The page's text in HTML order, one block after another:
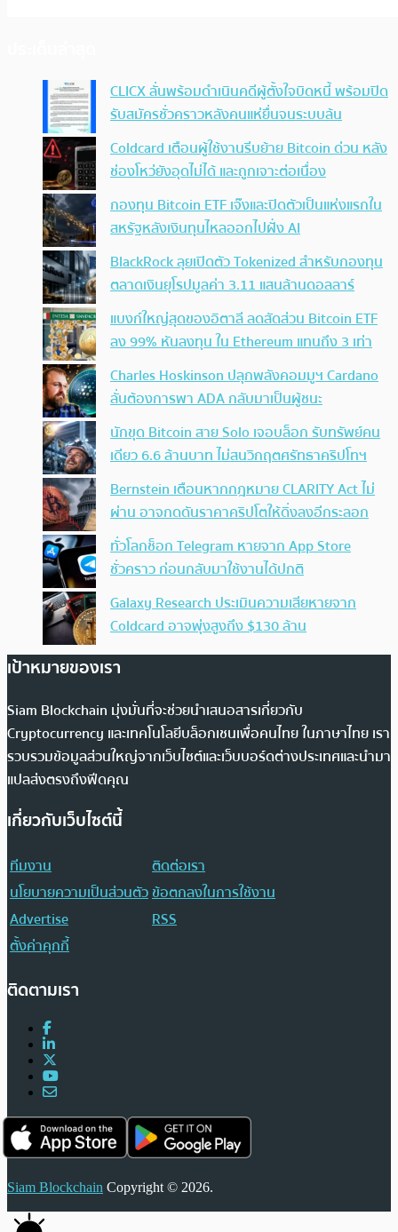
CLICX ลั่นพร้อมดำเนินคดีผู้ตั้งใจบิดหนี้ พร้อมปิด
รับสมัครชั่วคราวหลังคนแห่ยื่นจนระบบล้น
Coldcard เตือนผู้ใช้งานรีบย้าย Bitcoin ด่วน หลัง
ช่องโหว่ยังอุดไม่ได้ และถูกเจาะต่อเนื่อง
กองทุน Bitcoin ETF เจ๊งและปิดตัวเป็นแห่งแรกใน
สหรัฐหลังเงินทุนไหลออกไปฝั่ง AI
BlackRock ลุยเปิดตัว Tokenized สำหรับกองทุน
ตลาดเงินยุโรปมูลค่า 3.11 แสนล้านดอลลาร์
แบงก์ใหญ่สุดของอิตาลี ลดสัดส่วน Bitcoin ETF
ลง 99% หันลงทุน ใน Ethereum แทนถึง 3 เท่า
Charles Hoskinson ปลุกพลังคอมมูฯ Cardano
ลั่นต้องการพา ADA กลับมาเป็นผู้ชนะ
นักขุด Bitcoin สาย Solo เจอบล็อก รับทรัพย์คน
เดียว 6.6 ล้านบาท ไม่สนวิกฤตศรัทธาคริปโทฯ
Bernstein เตือนหากกฎหมาย CLARITY Act ไม่
ผ่าน อาจกดดันราคาคริปโตให้ดิ่งลงอีกระลอก
ทั่วโลกช็อก Telegram หายจาก App Store
ชั่วคราว ก่อนกลับมาใช้งานได้ปกติ
Galaxy Research ประเมินความเสียหายจาก
Coldcard อาจพุ่งสูงถึง $130 ล้าน
เป้าหมายของเรา
Siam Blockchain มุ่งมั่นที่จะช่วยนำเสนอสารเกี่ยวกับ
Cryptocurrency และเทคโนโลยีบล็อกเชนเพื่อคนไทย ในภาษาไทย เรา
รวบรวมข้อมูลส่วนใหญ่จากเว็บไซต์และเว็บบอร์ดต่างประเทศและนำมา
แปลส่งตรงถึงฟีดคุณ
เกี่ยวกับเว็บไซต์นี้
ทีมงาน
ติดต่อเรา
นโยบายความเป็นส่วนตัวข้อตกลงในการใช้งาน
Advertise
RSS
ตั้งค่าคุกกี้
ติดตามเรา
Siam Blockchain Copyright © 2026.